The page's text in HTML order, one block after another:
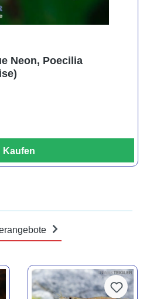
Neon, Poecilia
Kaufen